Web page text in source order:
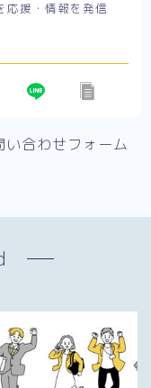
応援・情報を発信
合わせフォーム